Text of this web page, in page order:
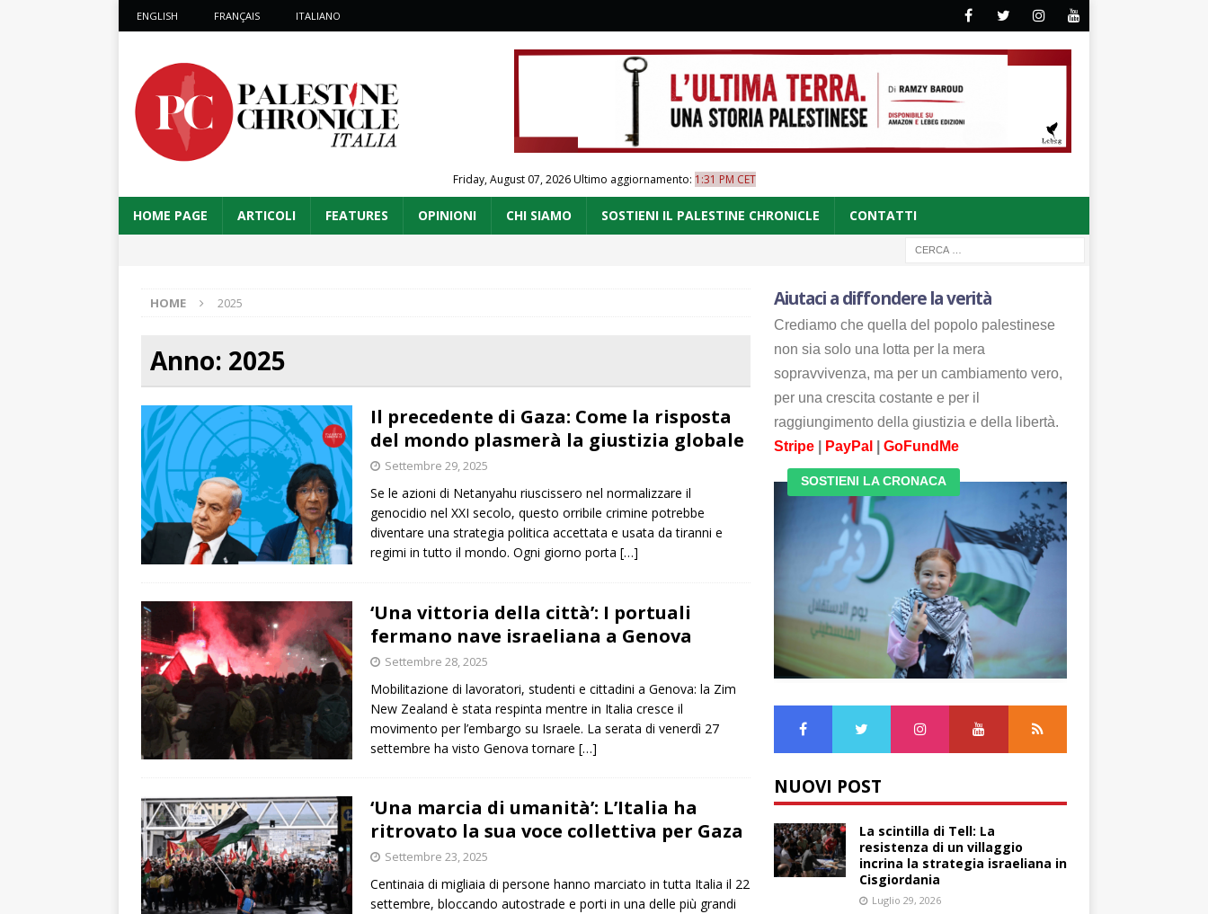
ENGLISH FRANÇAIS ITALIANO
Friday, August 07, 2026Ultimo aggiornamento: 1:31 PM CET
HOME PAGE ARTICOLI FEATURES OPINIONI CHI SIAMO SOSTIENI IL PALESTINE CHRONICLE CONTATTI
HOME 2025
Anno: 2025
Il precedente di Gaza: Come la risposta
del mondo plasmerà la giustizia globale
Settembre 29, 2025
Se le azioni di Netanyahu riuscissero nel normalizzare il
genocidio nel XXI secolo, questo orribile crimine potrebbe
diventare una strategia politica accettata e usata da tiranni e
regimi in tutto il mondo. Ogni giorno porta […]
‘Una vittoria della città’: I portuali
fermano nave israeliana a Genova
Settembre 28, 2025
Mobilitazione di lavoratori, studenti e cittadini a Genova: la Zim
New Zealand è stata respinta mentre in Italia cresce il
movimento per l’embargo su Israele. La serata di venerdì 27
settembre ha visto Genova tornare […]
‘Una marcia di umanità’: L’Italia ha
ritrovato la sua voce collettiva per Gaza
Settembre 23, 2025
Centinaia di migliaia di persone hanno marciato in tutta Italia il 22
settembre, bloccando autostrade e porti in una delle più grandi
Aiutaci a diffondere la verità
Crediamo che quella del popolo palestinese
non sia solo una lotta per la mera
sopravvivenza, ma per un cambiamento vero,
per una crescita costante e per il
raggiungimento della giustizia e della libertà.
Stripe| PayPal GoFundMe
SOSTIENI LA CRONACA
NUOVI POST
La scintilla di Tell: La
resistenza di un villaggio
incrina la strategia israeliana in
Cisgiordania
Luglio 29, 2026